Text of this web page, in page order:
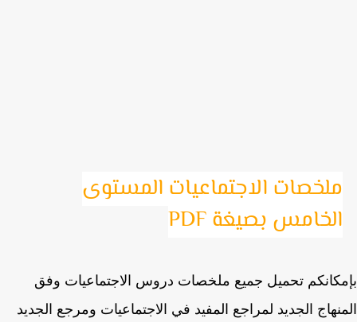
ملخصات الاجتماعيات المستوى
الخامس بصيغة PDF
تحميل جميع ملخصات دروس الاجتماعيات وفق
الجديد لمراجع المفيد في الاجتماعيات ومرجع الجديد